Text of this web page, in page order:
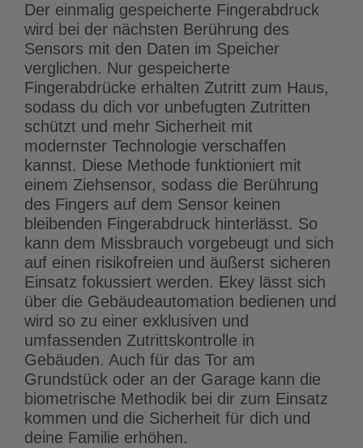
Der einmalig gespeicherte Fingerabdruck
wird bei der nächsten Berührung des
Sensors mit den Daten im Speicher
verglichen. Nur gespeicherte
Fingerabdrücke erhalten Zutritt zum Haus,
sodass du dich vor unbefugten Zutritten
schützt und mehr Sicherheit mit
modernster Technologie verschaffen
kannst. Diese Methode funktioniert mit
einem Ziehsensor, sodass die Berührung
des Fingers auf dem Sensor keinen
bleibenden Fingerabdruck hinterlässt. So
kann dem Missbrauch vorgebeugt und sich
auf einen risikofreien und äußerst sicheren
Einsatz fokussiert werden. Ekey lässt sich
über die Gebäudeautomation bedienen und
wird so zu einer exklusiven und
umfassenden Zutrittskontrolle in
Gebäuden. Auch für das Tor am
Grundstück oder an der Garage kann die
biometrische Methodik bei dir zum Einsatz
kommen und die Sicherheit für dich und
deine Familie erhöhen.